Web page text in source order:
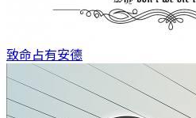
致命占有安德